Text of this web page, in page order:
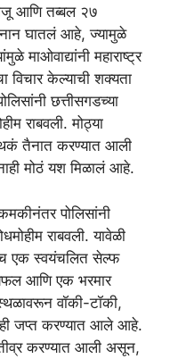
आणि तब्बल २७
घातलं आहे, ज्यामुळे
माओवाद्यांनी महाराष्ट्र
विचार केल्याची शक्यता
छत्तीसगडच्या
राबवली. मोठ्या
तैनात करण्यात आली
मोठं यश मिळालं आहे.
पोलिसांनी
राबवली. यावेळी
एक स्वयंचलित सेल्फ
आणि एक भरमार
वॉकी-टॉकी,
जप्त करण्यात आले आहे.
तीव्र करण्यात आली असून,